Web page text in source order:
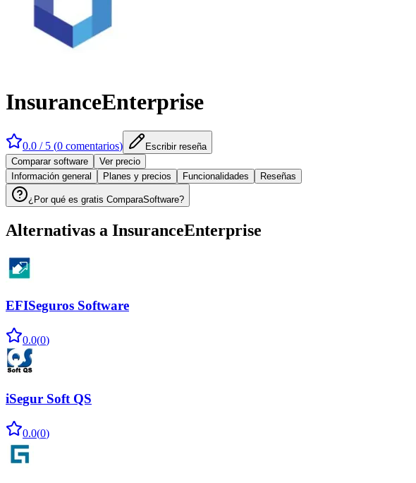
InsuranceEnterprise
0.0 / 5 (0 comentarios)
Escribir reseña
Comparar software
Ver precio
Información general
Planes y precios Funcionalidades Reseñas
¿Por qué es gratis ComparaSoftware?
Alternativas a InsuranceEnterprise
EFISeguros Software
0.0(0)
iSegur Soft QS
0.0(0)